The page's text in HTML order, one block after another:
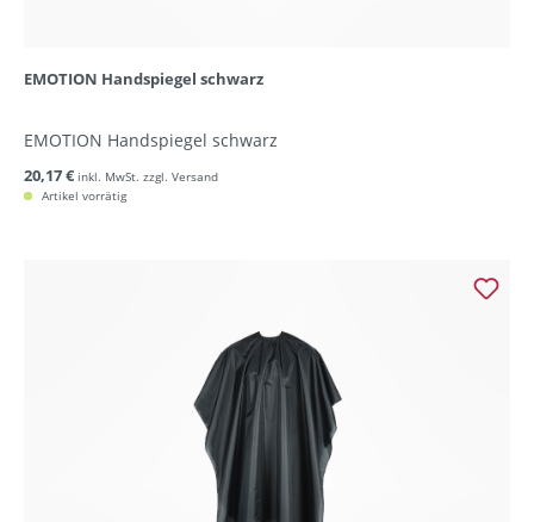
EMOTION Handspiegel schwarz
EMOTION Handspiegel schwarz
20,17 € inkl. MwSt. zzgl. Versand
Artikel vorrätig